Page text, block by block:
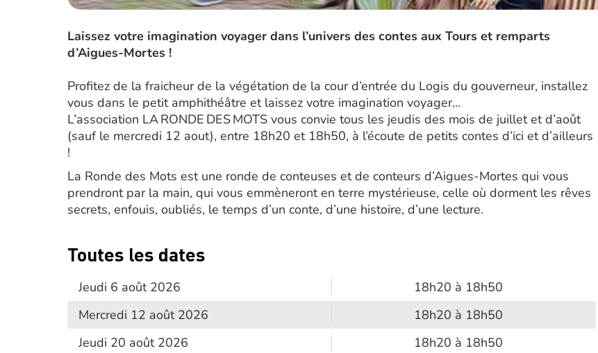
Laissez votre imagination voyager dans l’univers des contes aux Tours et remparts
d’Aigues-Mortes !
Profitez de la fraicheur de la végétation de la cour d’entrée du Logis du gouverneur, installez
vous dans le petit amphithéâtre et laissez votre imagination voyager…
L’association LA RONDE DES MOTS vous convie tous les jeudis des mois de juillet et d’août
(sauf le mercredi 12 aout), entre 18h20 et 18h50, à l’écoute de petits contes d’ici et d’ailleurs
!
La Ronde des Mots est une ronde de conteuses et de conteurs d’Aigues-Mortes qui vous
prendront par la main, qui vous emmèneront en terre mystérieuse, celle où dorment les rêves
secrets, enfouis, oubliés, le temps d’un conte, d’une histoire, d’une lecture.
Toutes les dates
Jeudi 6 août 2026
18h20 à 18h50
Mercredi 12 août 2026
18h20 à 18h50
Jeudi 20 août 2026
18h20 à 18h50